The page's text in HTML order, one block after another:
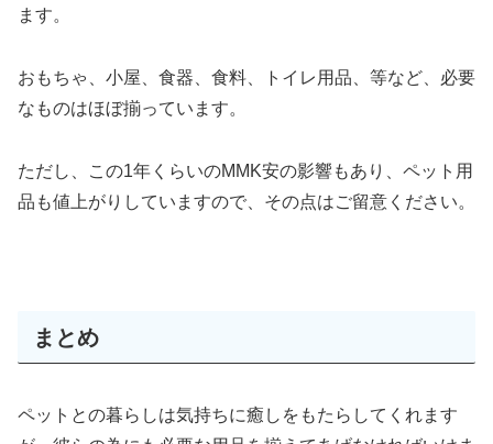
ます。
おもちゃ、小屋、食器、食料、トイレ用品、等など、必要
なものはほぼ揃っています。
ただし、この1年くらいのMMK安の影響もあり、ペット用
品も値上がりしていますので、その点はご留意ください。
まとめ
ペットとの暮らしは気持ちに癒しをもたらしてくれます